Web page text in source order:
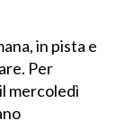
in pista e
Per
mercoledì